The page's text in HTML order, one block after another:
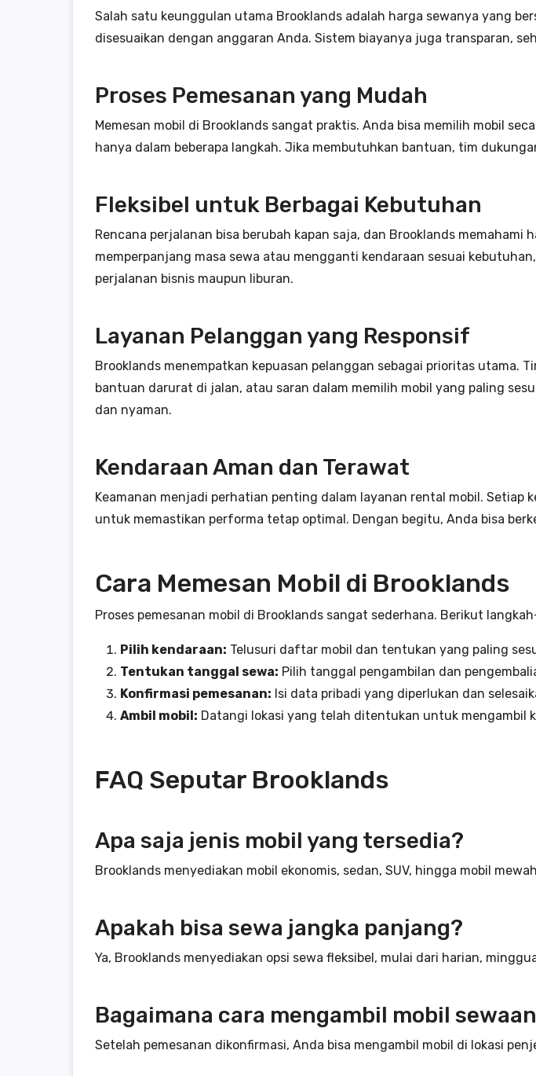
Salah satu keunggulan utama Brooklands adalah harga sewanya yang
disesuaikan dengan anggaran Anda. Sistem biayanya juga transparan,
Proses Pemesanan yang Mudah
Memesan mobil di Brooklands sangat praktis. Anda bisa memilih mobil
hanya dalam beberapa langkah. Jika membutuhkan bantuan, tim
Fleksibel untuk Berbagai Kebutuhan
Rencana perjalanan bisa berubah kapan saja, dan Brooklands
memperpanjang masa sewa atau mengganti kendaraan sesuai
perjalanan bisnis maupun liburan.
Layanan Pelanggan yang Responsif
Brooklands menempatkan kepuasan pelanggan sebagai prioritas utama.
bantuan darurat di jalan, atau saran dalam memilih mobil yang paling
dan nyaman.
Kendaraan Aman dan Terawat
Keamanan menjadi perhatian penting dalam layanan rental mobil.
untuk memastikan performa tetap optimal. Dengan begitu, Anda bisa
Cara Memesan Mobil di Brooklands
Proses pemesanan mobil di Brooklands sangat sederhana. Berikut
Pilih kendaraan: Telusuri daftar mobil dan tentukan yang paling
Tentukan tanggal sewa: Pilih tanggal pengambilan dan
Konfirmasi pemesanan: Isi data pribadi yang diperlukan dan
Ambil mobil: Datangi lokasi yang telah ditentukan untuk mengambil
FAQ Seputar Brooklands
Apa saja jenis mobil yang tersedia?
Brooklands menyediakan mobil ekonomis, sedan, SUV, hingga mobil
Apakah bisa sewa jangka panjang?
Ya, Brooklands menyediakan opsi sewa fleksibel, mulai dari harian,
Bagaimana cara mengambil mobil
Setelah pemesanan dikonfirmasi, Anda bisa mengambil mobil di lokasi